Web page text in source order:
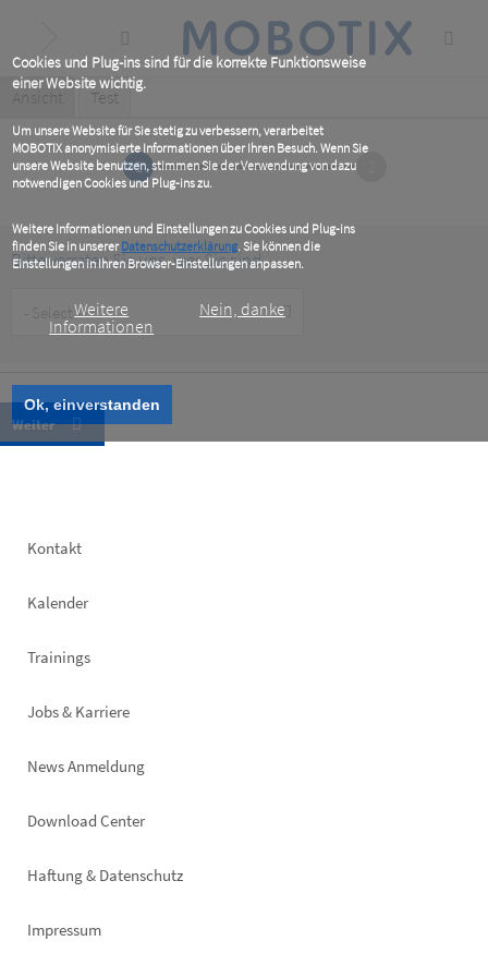
Cookies und Plug-ins sind für die korrekte Funktionsweise
einer Website wichtig.
Um unsere Website für Sie stetig zu verbessern, verarbeitet
MOBOTIX anonymisierte Informationen über Ihren Besuch. Wenn Sie
unsere Website benutzen, stimmen Sie der Verwendung von dazu
notwendigen Cookies und Plug-ins zu.
Weitere Informationen und Einstellungen zu Cookies und Plug-ins
finden Sie in unsererDatenschutzerklärung. Sie können die
Einstellungen in Ihren Browser-Einstellungen anpassen.
Weitere
Informationen
Nein, danke
Ok, einverstanden
content
Primary
tabs
Ansicht (active
Test
1
Bitte verraten Sie uns, wer Sie sind
Type
Footer
Kontakt
Kalender
Trainings
Jobs & Karriere
News Anmeldung
Footer
Download Center
Haftung & Datenschutz
Impressum